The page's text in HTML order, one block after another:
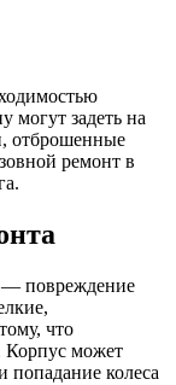
могут задеть на
отброшенные
ремонт в
— повреждение
что
Корпус может
попадание колеса